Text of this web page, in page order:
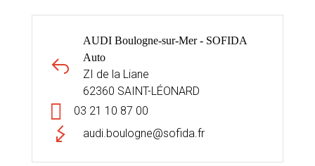
AUDI Boulogne-sur-Mer - SOFIDA
Auto
ZI de la Liane
62360 SAINT-LÉONARD
03 21 10 87 00
audi.boulogne@sofida.fr